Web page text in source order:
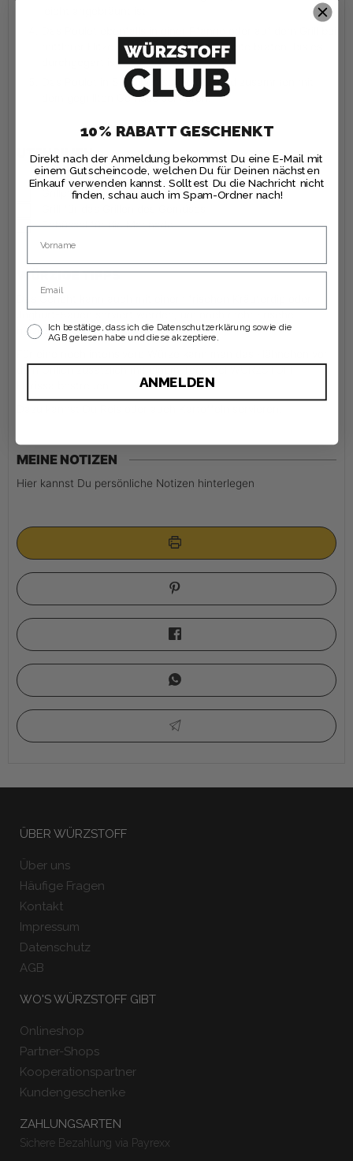
mittlerer Hitze ca. 8-10 Minuten pro Seite braten, bis es
durchgegart ist.
Das Poulet in Scheiben schneiden und zusammen mit
dem gegrillten Gemüse servieren.
UTENSILIEN
Grillpfanneoder alternativ eine normale Pfanne
▢Schüsselfür die Marinade
WÜRZIGE TIPPS
hinzuzufügen.
MEINE NOTIZEN
Hier kannst Du persönliche Notizen hinterlegen
ÜBER WÜRZSTOFF
Über uns
Häufige Fragen
Kontakt
Impressum
Datenschutz
AGB
WO'S WÜRZSTOFF GIBT
Onlineshop
Partner-Shops
Kooperationspartner
Kundengeschenke
ZAHLUNGSARTEN
Sichere Bezahlung via Payrexx
10% RABATT GESCHENKT
Direkt nach der Anmeldung bekommst Du eine E-Mail mit
einem Gutscheincode, welchen Du für Deinen nächsten
Einkauf verwenden kannst. Solltest Du die Nachricht nicht
finden, schau auch im Spam-Ordner nach!
Ich bestätige, dass ich die Datenschutzerklärung sowie die
AGB gelesen habe und diese akzeptiere.
ANMELDEN